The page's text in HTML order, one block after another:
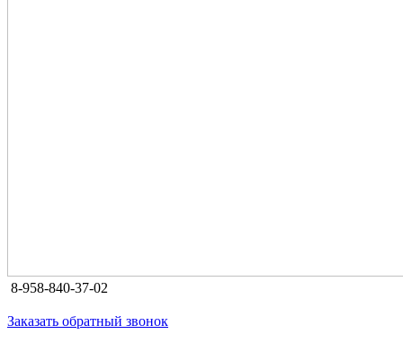
8-958-840-37-02
Заказать обратный звонок